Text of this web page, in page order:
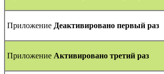
Приложение Деактивировано первый раз
Приложение Активировано третий раз